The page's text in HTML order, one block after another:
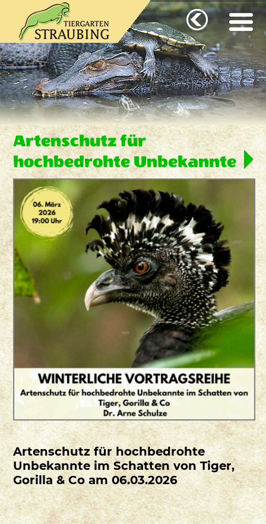
Artenschutz für
hochbedrohte Unbekannte
Artenschutz für hochbedrohte
Unbekannte im Schatten von Tiger,
Gorilla & Co am 06.03.2026